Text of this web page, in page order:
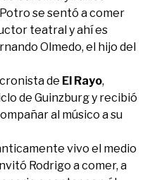
se sentó a comer
teatral y ahí es
Olmedo, el hijo del
de El Rayo,
de Guinzburg y recibió
al músico a su
vivo el medio
Rodrigo a comer, a